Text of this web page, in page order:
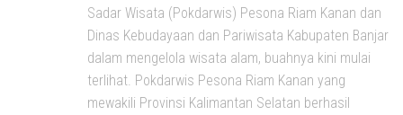
Sadar Wisata (Pokdarwis) Pesona Riam Kanan dan
Dinas Kebudayaan dan Pariwisata Kabupaten Banjar
dalam mengelola wisata alam, buahnya kini mulai
terlihat. Pokdarwis Pesona Riam Kanan yang
mewakili Provinsi Kalimantan Selatan berhasil